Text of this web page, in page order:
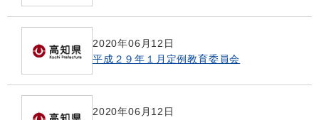
2020年06月12日
平成２９年１月定例教育委員会
2020年06月12日